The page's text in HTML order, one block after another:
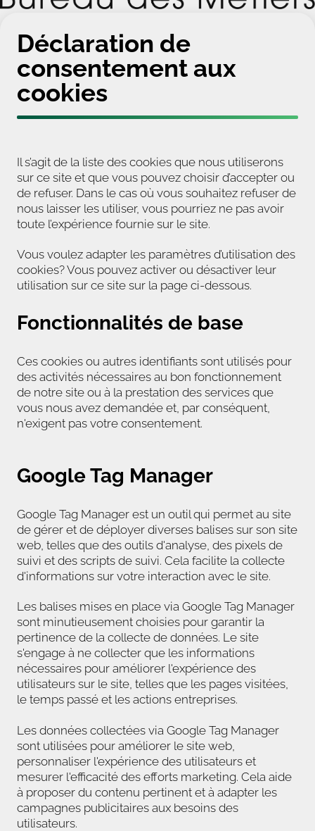
Déclaration de
consentement aux
cookies
Il s’agit de la liste des cookies que nous utiliserons
sur ce site et que vous pouvez choisir d’accepter ou
de refuser. Dans le cas où vous souhaitez refuser de
nous laisser les utiliser, vous pourriez ne pas avoir
toute l’expérience fournie sur le site.
Vous voulez adapter les paramètres d’utilisation des
cookies? Vous pouvez activer ou désactiver leur
utilisation sur ce site sur la page ci-dessous.
Fonctionnalités de base
Ces cookies ou autres identifiants sont utilisés pour
des activités nécessaires au bon fonctionnement
de notre site ou à la prestation des services que
vous nous avez demandée et, par conséquent,
n'exigent pas votre consentement.
Google Tag Manager
Google Tag Manager est un outil qui permet au site
de gérer et de déployer diverses balises sur son site
web, telles que des outils d'analyse, des pixels de
suivi et des scripts de suivi. Cela facilite la collecte
d'informations sur votre interaction avec le site.
Les balises mises en place via Google Tag Manager
sont minutieusement choisies pour garantir la
pertinence de la collecte de données. Le site
s'engage à ne collecter que les informations
nécessaires pour améliorer l'expérience des
utilisateurs sur le site, telles que les pages visitées,
le temps passé et les actions entreprises.
Les données collectées via Google Tag Manager
sont utilisées pour améliorer le site web,
personnaliser l'expérience des utilisateurs et
mesurer l'efficacité des efforts marketing. Cela aide
à proposer du contenu pertinent et à adapter les
campagnes publicitaires aux besoins des
utilisateurs.